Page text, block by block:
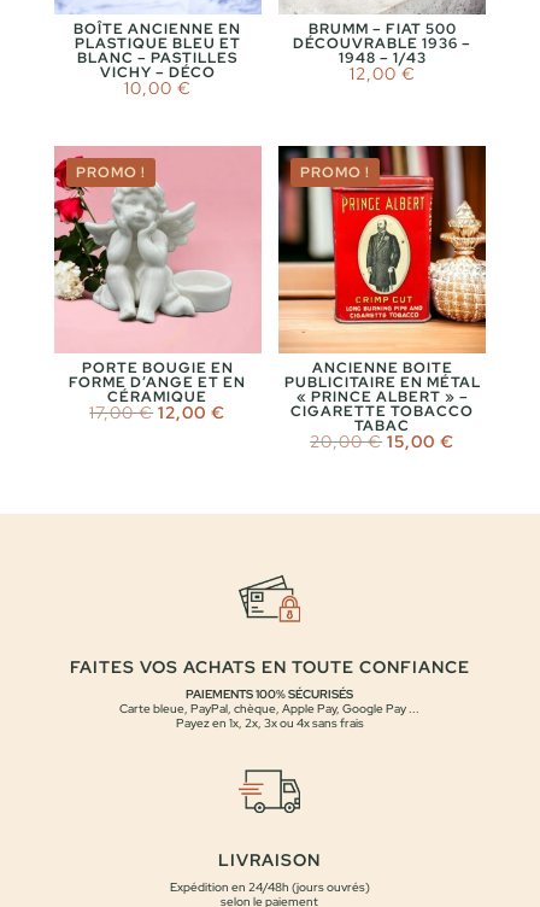
BOÎTE ANCIENNE EN
PLASTIQUE BLEU ET
BLANC – PASTILLES
VICHY – DÉCO
10,00 €
BRUMM – FIAT 500
DÉCOUVRABLE 1936 –
1948 – 1/43
12,00€
PROMO !
PORTE BOUGIE EN
FORME D’ANGE ET EN
CÉRAMIQUE
17,00€ Le
prix
12,00€
PROMO !
ANCIENNE BOITE
PUBLICITAIRE EN MÉTAL
« PRINCE ALBERT » –
CIGARETTE TOBACCO
TABAC
20,00€ Le
prix
15,00€
FAITES VOS ACHATS EN TOUTE CONFIANCE
PAIEMENTS 100% SÉCURISÉS
Carte bleue, PayPal, chèque, Apple Pay, Google Pay ...
Payez en 1x, 2x, 3x ou 4x sans frais
LIVRAISON
Expédition en 24/48h (jours ouvrés)
selon le paiement